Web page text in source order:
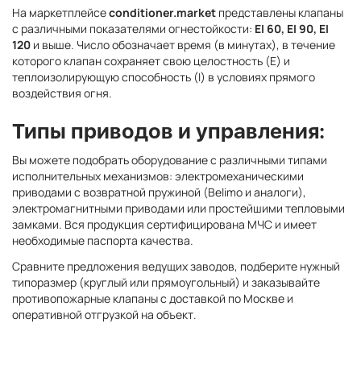
На маркетплейсеconditioner.market представлены клапаны
с различными показателями огнестойкости: EI 60, EI 90, EI
120 и выше. Число обозначает время (в минутах), в течение
которого клапан сохраняет свою целостность (E) и
теплоизолирующую способность (I) в условиях прямого
воздействия огня.
Типы приводов и управления:
Вы можете подобрать оборудование с различными типами
исполнительных механизмов: электромеханическими
приводами с возвратной пружиной (Belimo и аналоги),
электромагнитными приводами или простейшими тепловыми
замками. Вся продукция сертифицирована МЧС и имеет
необходимые паспорта качества.
Сравните предложения ведущих заводов, подберите нужный
типоразмер (круглый или прямоугольный) и заказывайте
противопожарные клапаны с доставкой по Москве и
оперативной отгрузкой на объект.